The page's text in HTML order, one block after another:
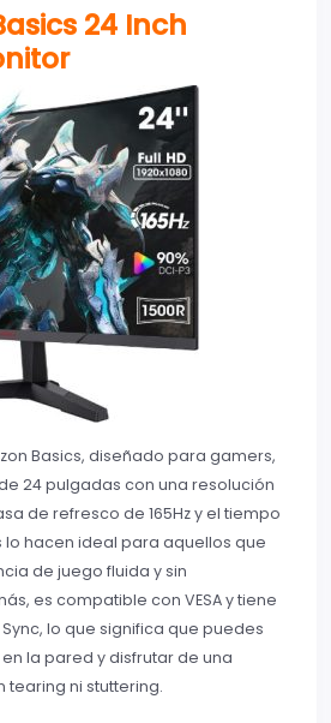
24 Inch
Basics, diseñado para gamers,
24 pulgadas con una resolución
de refresco de 165Hz y el tiempo
lo hacen ideal para aquellos que
de juego fluida y sin
es compatible con VESA y tiene
lo que significa que puedes
la pared y disfrutar de una
tearing ni stuttering.